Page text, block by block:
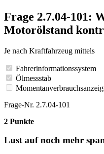
Frage 2.7.04-101:
Motorölstand
Je nach Kraftfahrzeug mittels
Fahrerinformationssystem
Ölmessstab
Frage-Nr. 2.7.04-101
2 Punkte
Lust auf noch mehr